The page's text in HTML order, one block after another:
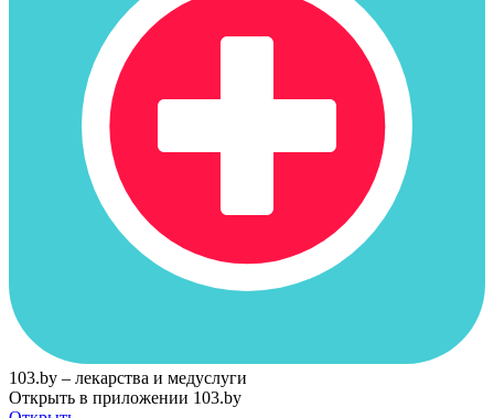
103.by – лекарства и медуслуги
Открыть в приложении 103.by